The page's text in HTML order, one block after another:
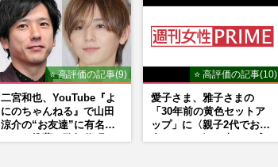
⭐ 高評価の記事(9)
二宮和也、YouTube『よ
にのちゃんねる』で山田
涼介の“お友達”に有名ホ
⭐ 高評価の記事(10)
愛子さま、雅子さまの
「30年前の黄色セットア
ップ」に〈親子2代でお似